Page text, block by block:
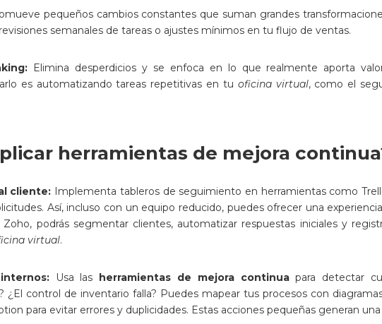
pequeños cambios constantes que suman grandes
semanales de tareas o ajustes mínimos en tu flujo de ventas.
Elimina desperdicios y se enfoca en lo que realmente aporta
es automatizando tareas repetitivas en tu oficina virtual, como el
herramientas de mejora
cliente: Implementa tableros de seguimiento en herramientas como
Así, incluso con un equipo reducido, puedes ofrecer una
podrás segmentar clientes, automatizar respuestas iniciales y
virtual.
Usa las herramientas de mejora continuapara detectar
¿El control de inventario falla? Puedes mapear tus procesos con
para evitar errores y duplicidades. Estas acciones pequeñas generan